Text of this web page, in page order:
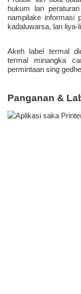
hukum lan
nampilake informasi
kadaluwarsa, lan liya-
Akeh label termal
termal minangka
permintaan sing